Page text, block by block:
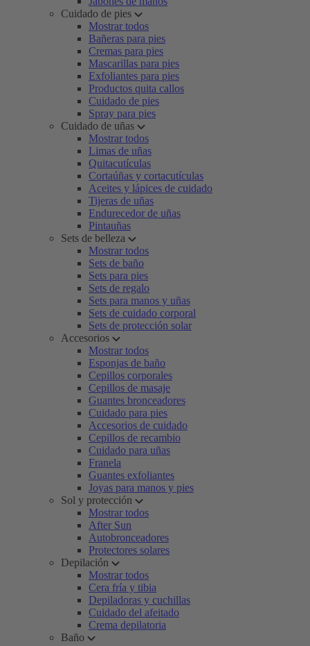
Cuidado de pies
Mostrar todos
Bañeras para pies
Cremas para pies
Mascarillas para pies
Exfoliantes para pies
Productos quita callos
Cuidado de pies
Spray para pies
Cuidado de uñas
Mostrar todos
Limas de uñas
Quitacutículas
Cortaúñas y cortacutículas
Aceites y lápices de cuidado
Tijeras de uñas
Endurecedor de uñas
Pintauñas
Sets de belleza
Mostrar todos
Sets de baño
Sets para pies
Sets de regalo
Sets para manos y uñas
Sets de cuidado corporal
Sets de protección solar
Accesorios
Mostrar todos
Esponjas de baño
Cepillos corporales
Cepillos de masaje
Guantes bronceadores
Cuidado para pies
Accesorios de cuidado
Cepillos de recambio
Cuidado para uñas
Franela
Guantes exfoliantes
Joyas para manos y pies
Sol y protección
Mostrar todos
After Sun
Autobronceadores
Protectores solares
Depilación
Mostrar todos
Cera fría y tibia
Depiladoras y cuchillas
Cuidado del afeitado
Crema depilatoria
Baño